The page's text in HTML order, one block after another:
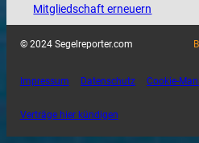
Mitgliedschaft erneuern
© 2024 Segelreporter.com
Impressum Datenschutz Cookie-
Verträge hier kündigen